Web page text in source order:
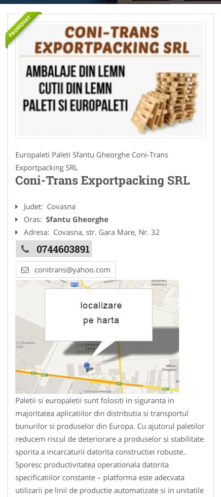
PROMOVAT
Europaleti Paleti Sfantu Gheorghe Coni-Trans
Exportpacking SRL
Coni-Trans Exportpacking SRL
Judet: Covasna
Oras: Sfantu Gheorghe
Adresa: Covasna, str. Gara Mare, Nr. 32
0744603891
conitrans@yahoo.com
Paletii si europaletii sunt folositi in siguranta in
majoritatea aplicatiilor din distributia si transportul
bunurilor si produselor din Europa. Cu ajutorul paletilor
reducem riscul de deteriorare a produselor si stabilitate
sporita a incarcaturii datorita constructiei robuste..
Sporesc productivitatea operationala datorita
specificatiilor constante – platforma este adecvata
utilizarii pe linii de productie automatizate si in unitatile